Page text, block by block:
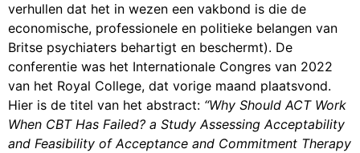
verhullen dat het in wezen een vakbond is die de
economische, professionele en politieke belangen van
Britse psychiaters behartigt en beschermt). De
conferentie was het Internationale Congres van 2022
van het Royal College, dat vorige maand plaatsvond.
Hier is de titel van het abstract: “Why Should ACT Work
When CBT Has Failed? a Study Assessing Acceptability
and Feasibility of Acceptance and Commitment Therapy